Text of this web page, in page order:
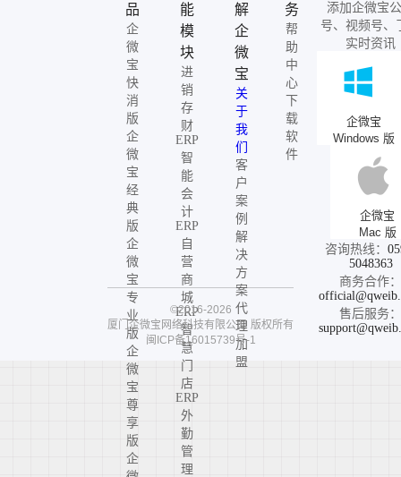
品
企
微
宝
快
消
版
企
微
宝
经
典
版
企
微
宝
专
业
版
企
微
宝
尊
享
版
企
能
模
块
进
销
存
财
ERP
智
能
会
计
ERP
自
营
商
城
ERP
智
慧
门
店
ERP
外
勤
管
理
解
企
微
宝
关
于
我
们
客
户
案
例
解
决
方
案
代
理
加
盟
务
帮
助
中
心
下
载
软
件
添加企微宝
号、视频号、
实时资讯
企微宝
Windows 版
企微宝
Mac 版
咨询热线：
5048363
商务合作：
售后服务：
©2016-2026
厦门企微宝网络科技有限公司 版权所有
闽ICP备16015739号-1